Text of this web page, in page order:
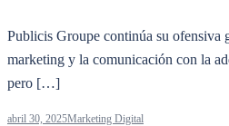
Publicis Groupe continúa su ofensiva
marketing y la comunicación con la
pero […]
abril 30, 2025Marketing Digital